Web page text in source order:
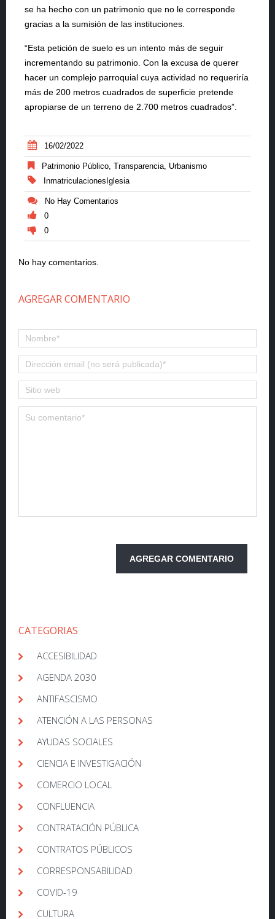
se ha hecho con un patrimonio que no le corresponde
gracias a la sumisión de las instituciones.
“Esta petición de suelo es un intento más de seguir
incrementando su patrimonio. Con la excusa de querer
hacer un complejo parroquial cuya actividad no requeriría
más de 200 metros cuadrados de superficie pretende
apropiarse de un terreno de 2.700 metros cuadrados”.
16/02/2022
Patrimonio Público Transparencia Urbanismo
InmatriculacionesIglesia
No Hay Comentarios
0
0
No hay comentarios.
AGREGAR COMENTARIO
CATEGORIAS
ACCESIBILIDAD
AGENDA 2030
ANTIFASCISMO
ATENCIÓN A LAS PERSONAS
AYUDAS SOCIALES
CIENCIA E INVESTIGACIÓN
COMERCIO LOCAL
CONFLUENCIA
CONTRATACIÓN PÚBLICA
CONTRATOS PÚBLICOS
CORRESPONSABILIDAD
COVID-19
CULTURA